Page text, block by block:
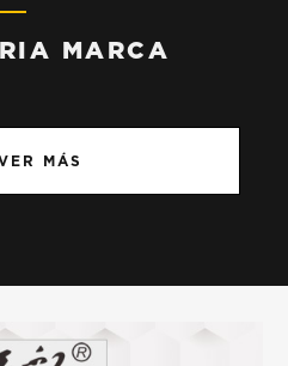
MARCA
MÁS